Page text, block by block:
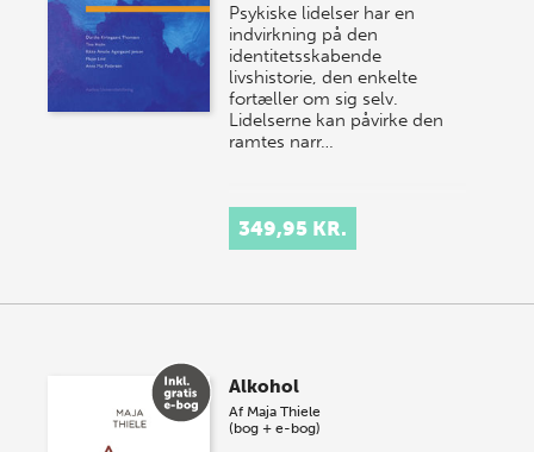
Psykiske lidelser har en
indvirkning på den
identitetsskabende
livshistorie, den enkelte
fortæller om sig selv.
Lidelserne kan påvirke den
ramtes narr…
349,95 KR.
Alkohol
Af Maja Thiele
(bog + e-bog)